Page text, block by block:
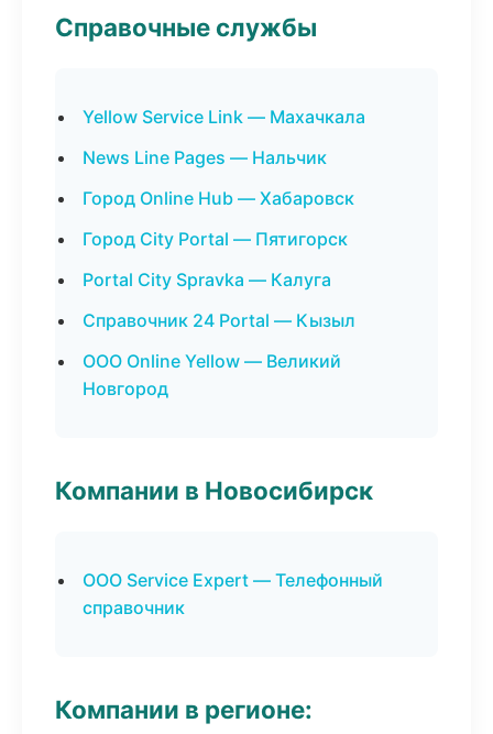
Справочные службы
Yellow Service Link — Махачкала
News Line Pages — Нальчик
Город Online Hub — Хабаровск
Город City Portal — Пятигорск
Portal City Spravka — Калуга
Справочник 24 Portal — Кызыл
ООО Online Yellow — Великий
Новгород
Компании в Новосибирск
ООО Service Expert — Телефонный
справочник
Компании в регионе: